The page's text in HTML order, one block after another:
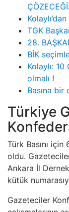
TGK
28.
BİK
Kolaylı:
olmalı !
Basına bir
Türkiye
Türk Basını
oldu.
Ankara İl
kütük
Gazeteciler